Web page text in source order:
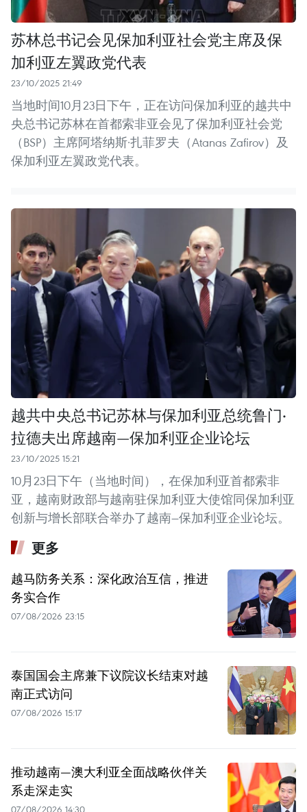
苏林总书记会见保加利亚社会党主席及保
加利亚左翼政党代表
23/10/2025 21:49
当地时间10月23日下午，正在访问保加利亚的越共中
央总书记苏林在首都索非亚会见了保加利亚社会党
（BSP）主席阿塔纳斯·扎菲罗夫（Atanas Zafirov）及
保加利亚左翼政党代表。
越共中央总书记苏林与保加利亚总统鲁门·
拉德夫出席越南—保加利亚企业论坛
23/10/2025 15:21
10月23日下午（当地时间），在保加利亚首都索非
亚，越南财政部与越南驻保加利亚大使馆同保加利亚
创新与增长部联合举办了越南—保加利亚企业论坛。
更多
越马防务关系：深化政治互信，推进
务实合作
07/08/2026 23:15
泰国国会主席兼下议院议长结束对越
南正式访问
07/08/2026 15:17
推动越南—澳大利亚全面战略伙伴关
系走深走实
07/08/2026 14:30